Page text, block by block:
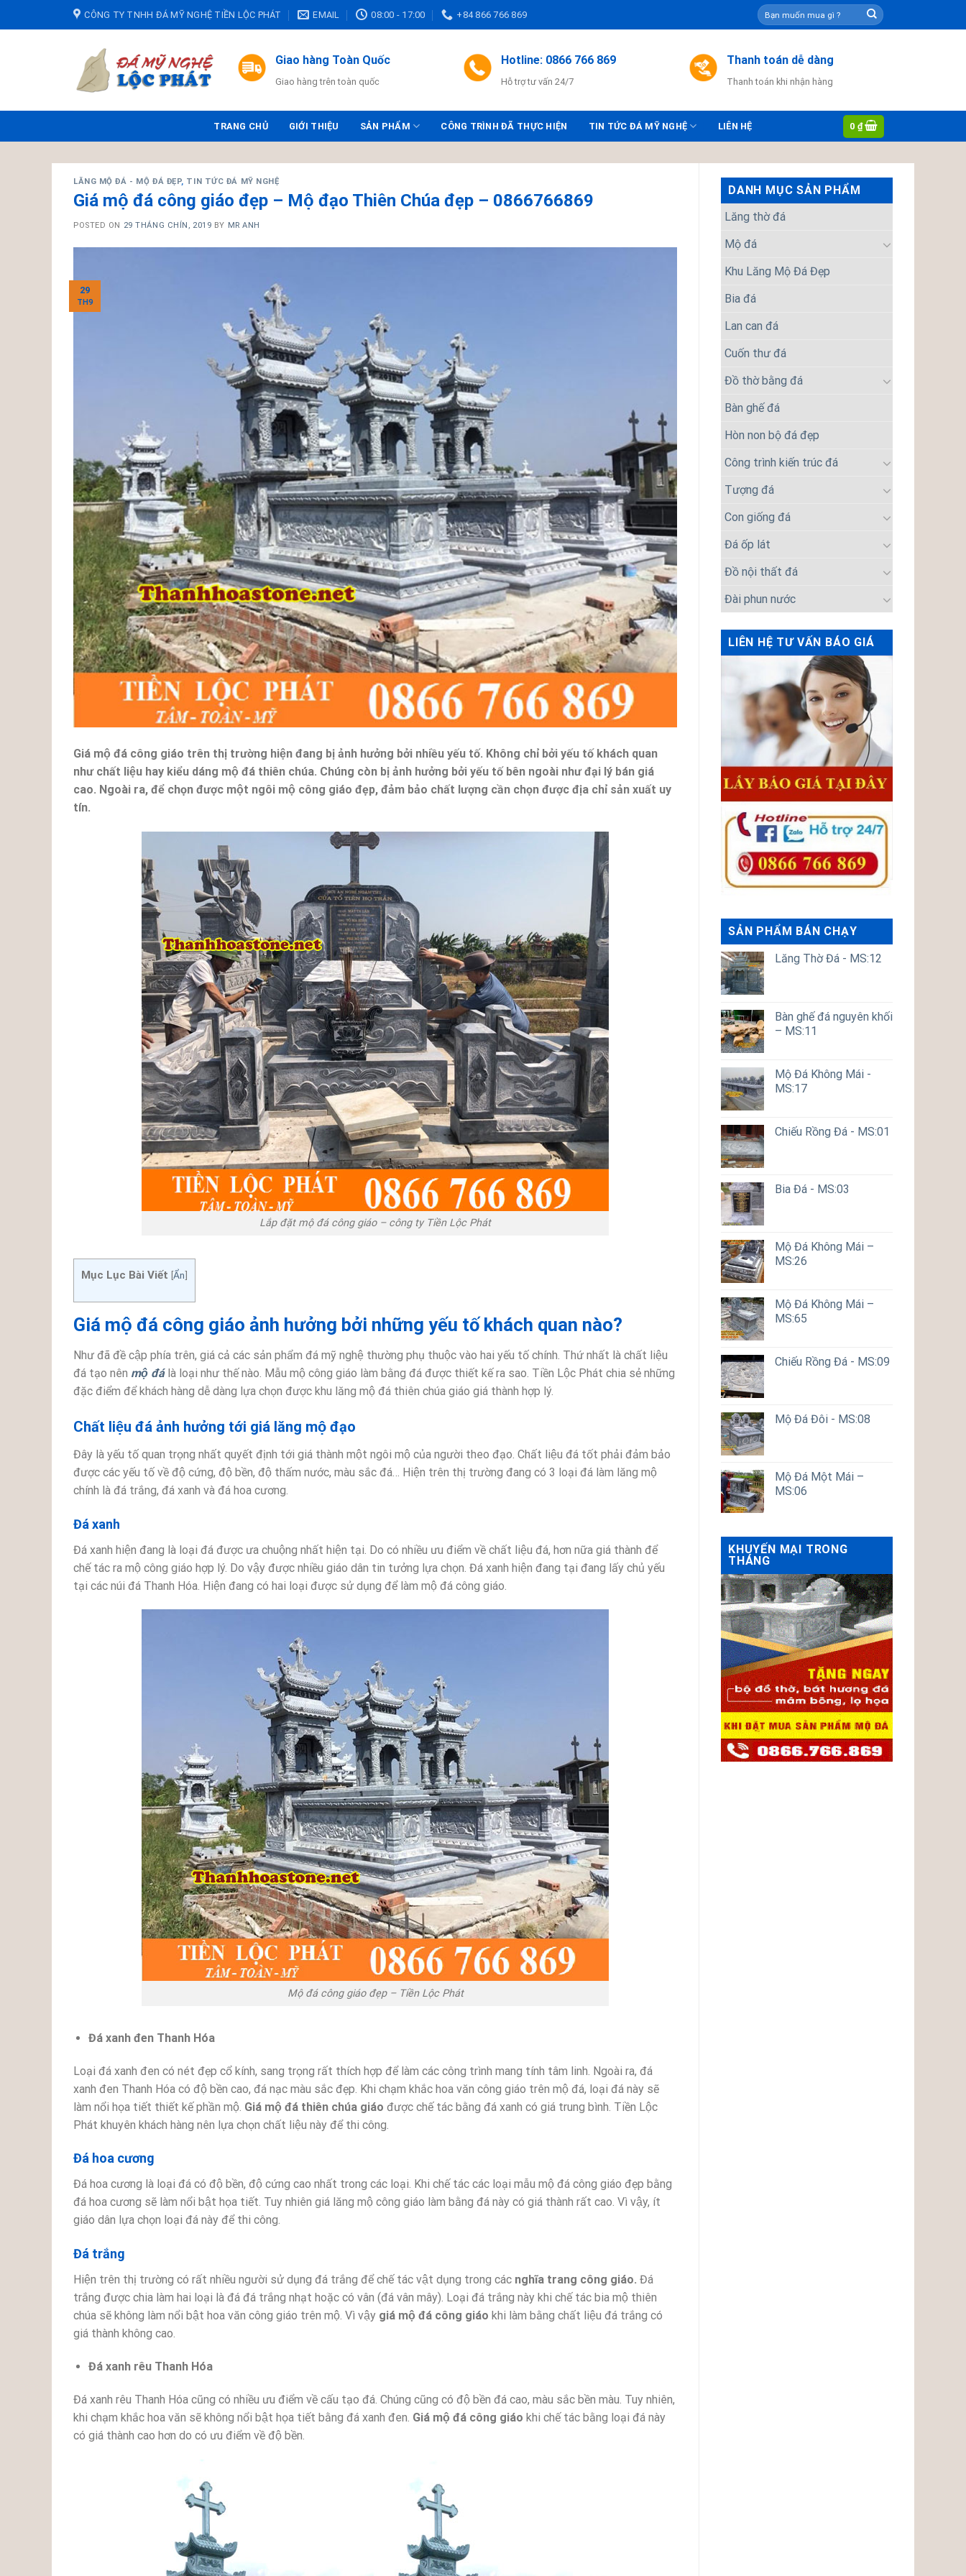
to
CÔNG TY TNHH ĐÁ MỸ NGHỆ TIỀN LỘC PHÁT EMAIL 08:00 - 17:00 +84 866 766 869
Tìm
kiếm:
Giao hàng Toàn Quốc
Giao hàng trên toàn quốc
Hotline: 0866 766 869
Hỗ trợ tư vấn 24/7
Thanh toán dễ dàng
Thanh toán khi nhận hàng
TRANG CHỦ GIỚI THIỆU SẢN PHẨM CÔNG TRÌNH ĐÃ THỰC HIỆN TIN TỨC ĐÁ MỸ NGHỆ LIÊN HỆ 0 ₫
LĂNG MỘ ĐÁ - MỘ ĐÁ ĐẸP, TIN TỨC ĐÁ MỸ NGHỆ
Giá mộ đá công giáo đẹp – Mộ đạo Thiên Chúa đẹp – 0866766869
POSTED ON 29 THÁNG CHÍN, 2019 BY MR ANH
29
TH9
Giá mộ đá công giáo trên thị trường hiện đang bị ảnh hưởng bởi nhiều yếu tố. Không chỉ bởi yếu tố khách quan
như chất liệu hay kiểu dáng mộ đá thiên chúa. Chúng còn bị ảnh hưởng bởi yếu tố bên ngoài như đại lý bán giá
cao. Ngoài ra, để chọn được một ngôi mộ công giáo đẹp, đảm bảo chất lượng cần chọn được địa chỉ sản xuất uy
tín.
Lắp đặt mộ đá công giáo – công ty Tiền Lộc Phát
Mục Lục Bài Viết [Ẩn]
Giá mộ đá công giáo ảnh hưởng bởi những yếu tố khách quan nào?
Như đã đề cập phía trên, giá cả các sản phẩm đá mỹ nghệ thường phụ thuộc vào hai yếu tố chính. Thứ nhất là chất liệu
đá tạo nên mộ đálà loại như thế nào. Mẫu mộ công giáo làm bằng đá được thiết kế ra sao. Tiền Lộc Phát chia sẻ những
đặc điểm để khách hàng dễ dàng lựa chọn được khu lăng mộ đá thiên chúa giáo giá thành hợp lý.
Chất liệu đá ảnh hưởng tới giá lăng mộ đạo
Đây là yếu tố quan trọng nhất quyết định tới giá thành một ngôi mộ của người theo đạo. Chất liệu đá tốt phải đảm bảo
được các yếu tố về độ cứng, độ bền, độ thấm nước, màu sắc đá… Hiện trên thị trường đang có 3 loại đá làm lăng mộ
chính là đá trắng, đá xanh và đá hoa cương.
Đá xanh
Đá xanh hiện đang là loại đá được ưa chuộng nhất hiện tại. Do có nhiều ưu điểm về chất liệu đá, hơn nữa giá thành để
chế tác ra mộ công giáo hợp lý. Do vậy được nhiều giáo dân tin tưởng lựa chọn. Đá xanh hiện đang tại đang lấy chủ yếu
tại các núi đá Thanh Hóa. Hiện đang có hai loại được sử dụng để làm mộ đá công giáo.
Mộ đá công giáo đẹp – Tiền Lộc Phát
Đá xanh đen Thanh Hóa
Loại đá xanh đen có nét đẹp cổ kính, sang trọng rất thích hợp để làm các công trình mang tính tâm linh. Ngoài ra, đá
xanh đen Thanh Hóa có độ bền cao, đá nạc màu sắc đẹp. Khi chạm khắc hoa văn công giáo trên mộ đá, loại đá này sẽ
làm nổi họa tiết thiết kế phần mộ. Giá mộ đá thiên chúa giáo được chế tác bằng đá xanh có giá trung bình. Tiền Lộc
Phát khuyên khách hàng nên lựa chọn chất liệu này để thi công.
Đá hoa cương
Đá hoa cương là loại đá có độ bền, độ cứng cao nhất trong các loại. Khi chế tác các loại mẫu mộ đá công giáo đẹp bằng
đá hoa cương sẽ làm nổi bật họa tiết. Tuy nhiên giá lăng mộ công giáo làm bằng đá này có giá thành rất cao. Vì vậy, ít
giáo dân lựa chọn loại đá này để thi công.
Đá trắng
Hiện trên thị trường có rất nhiều người sử dụng đá trắng để chế tác vật dụng trong các nghĩa trang công giáo. Đá
trắng được chia làm hai loại là đá đá trắng nhạt hoặc có vân (đá vân mây). Loại đá trắng này khi chế tác bia mộ thiên
chúa sẽ không làm nổi bật hoa văn công giáo trên mộ. Vì vậy giá mộ đá công giáo khi làm bằng chất liệu đá trắng có
giá thành không cao.
Đá xanh rêu Thanh Hóa
Đá xanh rêu Thanh Hóa cũng có nhiều ưu điểm về cấu tạo đá. Chúng cũng có độ bền đá cao, màu sắc bền màu. Tuy nhiên,
khi chạm khắc hoa văn sẽ không nổi bật họa tiết bằng đá xanh đen. Giá mộ đá công giáo khi chế tác bằng loại đá này
có giá thành cao hơn do có ưu điểm về độ bền.
DANH MỤC SẢN PHẨM
Lăng thờ đá
Mộ đá
Khu Lăng Mộ Đá Đẹp
Bia đá
Lan can đá
Cuốn thư đá
Đồ thờ bằng đá
Bàn ghế đá
Hòn non bộ đá đẹp
Công trình kiến trúc đá
Tượng đá
Con giống đá
Đá ốp lát
Đồ nội thất đá
Đài phun nước
LIÊN HỆ TƯ VẤN BÁO GIÁ
SẢN PHẨM BÁN CHẠY
Lăng Thờ Đá - MS:12
Bàn ghế đá nguyên khối
– MS:11
Mộ Đá Không Mái -
MS:17
Chiếu Rồng Đá - MS:01
Bia Đá - MS:03
Mộ Đá Không Mái –
MS:26
Mộ Đá Không Mái –
MS:65
Chiếu Rồng Đá - MS:09
Mộ Đá Đôi - MS:08
Mộ Đá Một Mái –
MS:06
KHUYẾN MẠI TRONG
THÁNG